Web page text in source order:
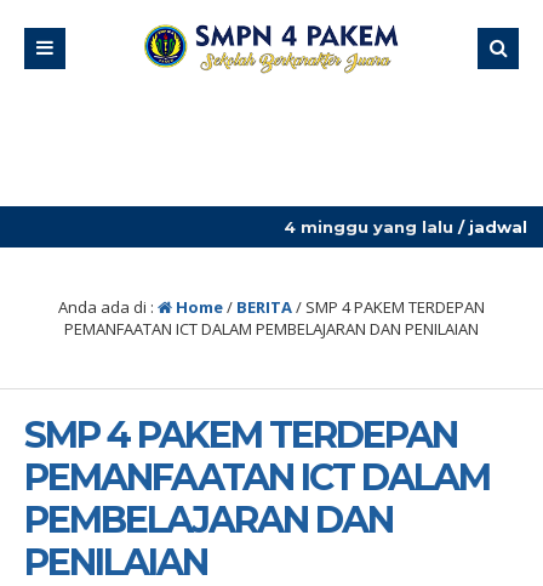
4 minggu yang lalu/ jadwal pelajaran 13-17
Anda ada di : Home/ BERITA/ SMP 4 PAKEM TERDEPAN
PEMANFAATAN ICT DALAM PEMBELAJARAN DAN PENILAIAN
SMP 4 PAKEM TERDEPAN
PEMANFAATAN ICT DALAM
PEMBELAJARAN DAN
PENILAIAN